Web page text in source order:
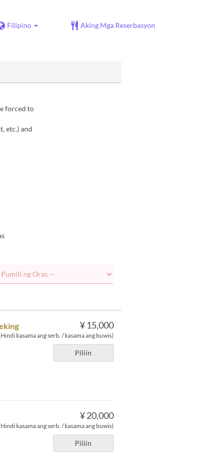
Filipino Aking Mga Reserbasyon
forced to
etc.) and
¥ 15,000
kasama ang serb. / kasama ang buwis)
Piliin
¥ 20,000
kasama ang serb. / kasama ang buwis)
Piliin